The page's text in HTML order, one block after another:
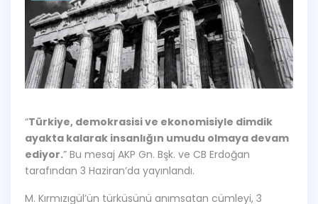
“Türkiye, demokrasisi ve ekonomisiyle dimdik
ayakta kalarak insanlığın umudu olmaya devam
ediyor.” Bu mesaj AKP Gn. Bşk. ve CB Erdoğan
tarafından 3 Haziran’da yayınlandı.
M. Kırmızıgül’ün türküsünü anımsatan cümleyi, 3